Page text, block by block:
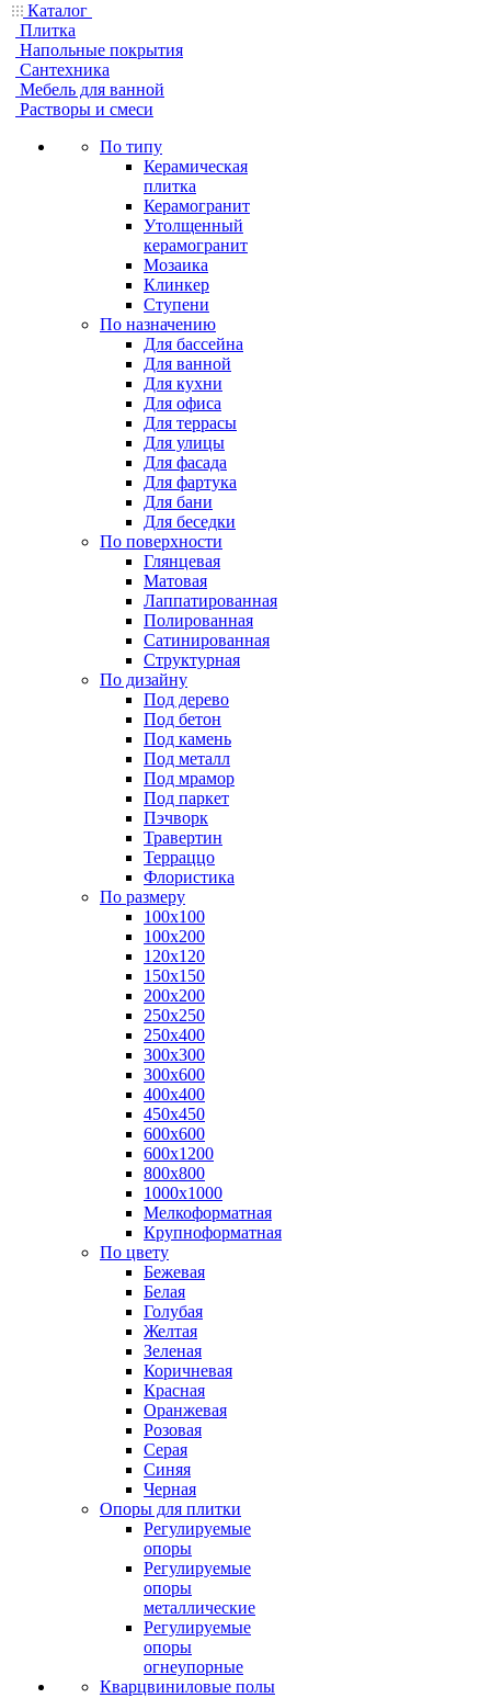
Каталог
Плитка
Напольные покрытия
Сантехника
Мебель для ванной
Растворы и смеси
По типу
Керамическая
плитка
Керамогранит
Утолщенный
керамогранит
Мозаика
Клинкер
Ступени
По назначению
Для бассейна
Для ванной
Для кухни
Для офиса
Для террасы
Для улицы
Для фасада
Для фартука
Для бани
Для беседки
По поверхности
Глянцевая
Матовая
Лаппатированная
Полированная
Сатинированная
Структурная
По дизайну
Под дерево
Под бетон
Под камень
Под металл
Под мрамор
Под паркет
Пэчворк
Травертин
Терраццо
Флористика
По размеру
100х100
100х200
120х120
150х150
200х200
250х250
250х400
300х300
300х600
400х400
450х450
600х600
600х1200
800х800
1000х1000
Мелкоформатная
Крупноформатная
По цвету
Бежевая
Белая
Голубая
Желтая
Зеленая
Коричневая
Красная
Оранжевая
Розовая
Серая
Синяя
Черная
Опоры для плитки
Регулируемые
опоры
Регулируемые
опоры
металлические
Регулируемые
опоры
огнеупорные
Кварцвиниловые полы